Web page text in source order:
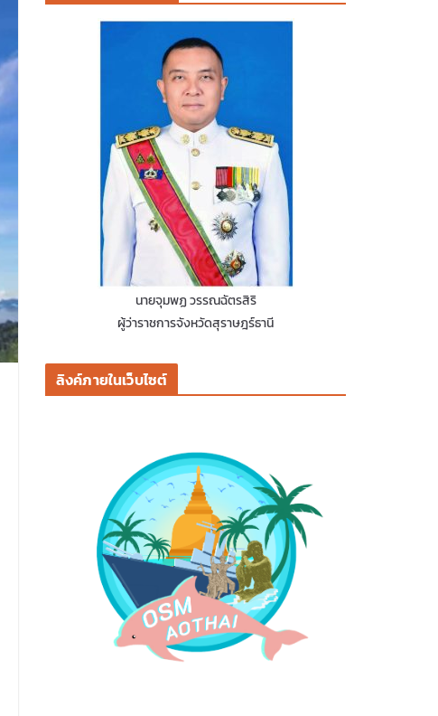
นายจุมพฏ วรรณฉัตรสิริ
ผู้ว่าราชการจังหวัดสุราษฎร์ธานี
ลิงค์ภายในเว็บไซต์